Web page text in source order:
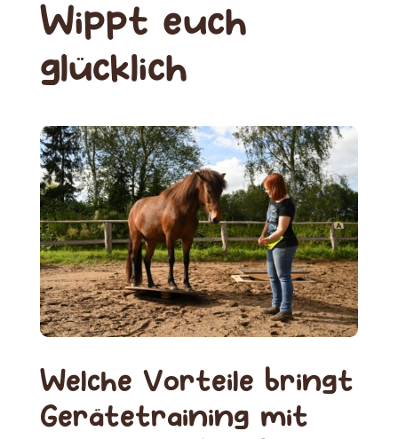
Wippt euch
glücklich
Welche Vorteile bringt
Gerätetraining mit